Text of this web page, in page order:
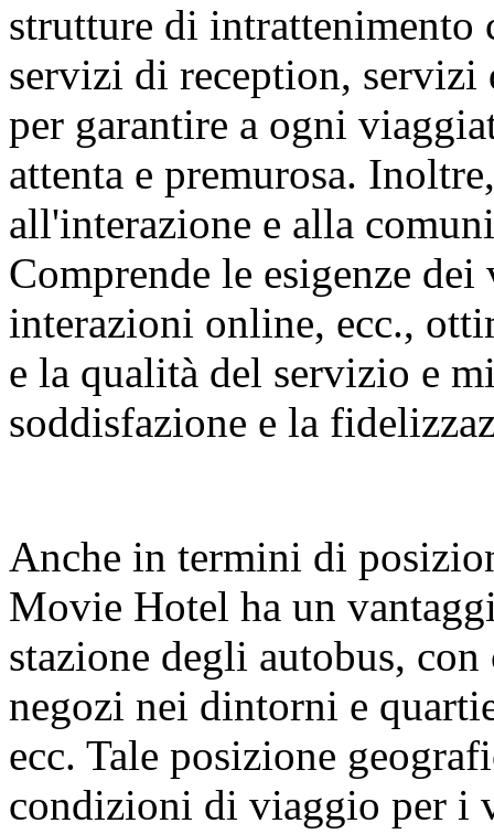
strutture di intrattenimento
servizi di reception,
per garantire a ogni
attenta e premurosa.
all'interazione e alla
Comprende le esigenze
interazioni online, ecc.,
e la qualità del servizio e
soddisfazione e la
Anche in termini di
Movie Hotel ha un
stazione degli autobus,
negozi nei dintorni e
ecc. Tale posizione
condizioni di viaggio per i